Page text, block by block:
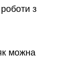
з
можна